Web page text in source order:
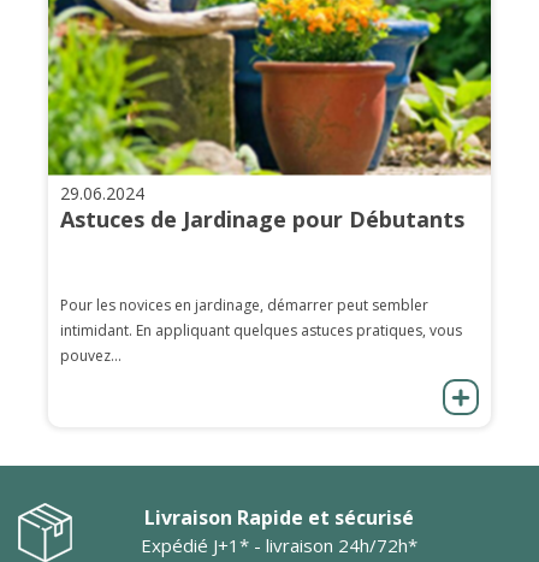
29.06.2024
Astuces de Jardinage pour Débutants
Pour les novices en jardinage, démarrer peut sembler
intimidant. En appliquant quelques astuces pratiques, vous
pouvez...
Livraison Rapide et sécurisé
Expédié J+1* - livraison 24h/72h*